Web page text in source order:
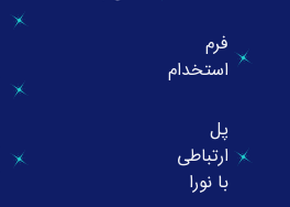
فرم
استخدام
پل
ارتباطی
با نورا